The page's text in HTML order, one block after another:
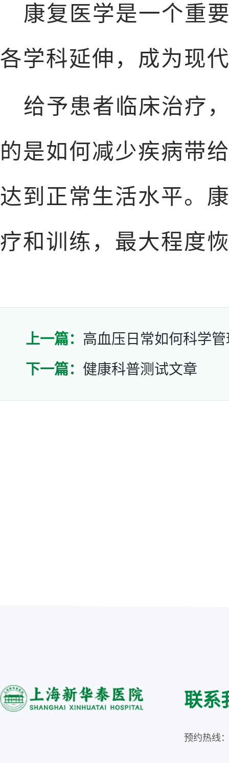
康复医学是一个重
各学科延伸，成为现
给予患者临床治疗
的是如何减少疾病带
达到正常生活水平。
疗和训练，最大程度
上一篇： 高血压日常如何科学
下一篇： 健康科普测试文章
联系
预约热线